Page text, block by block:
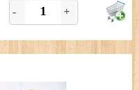
- +